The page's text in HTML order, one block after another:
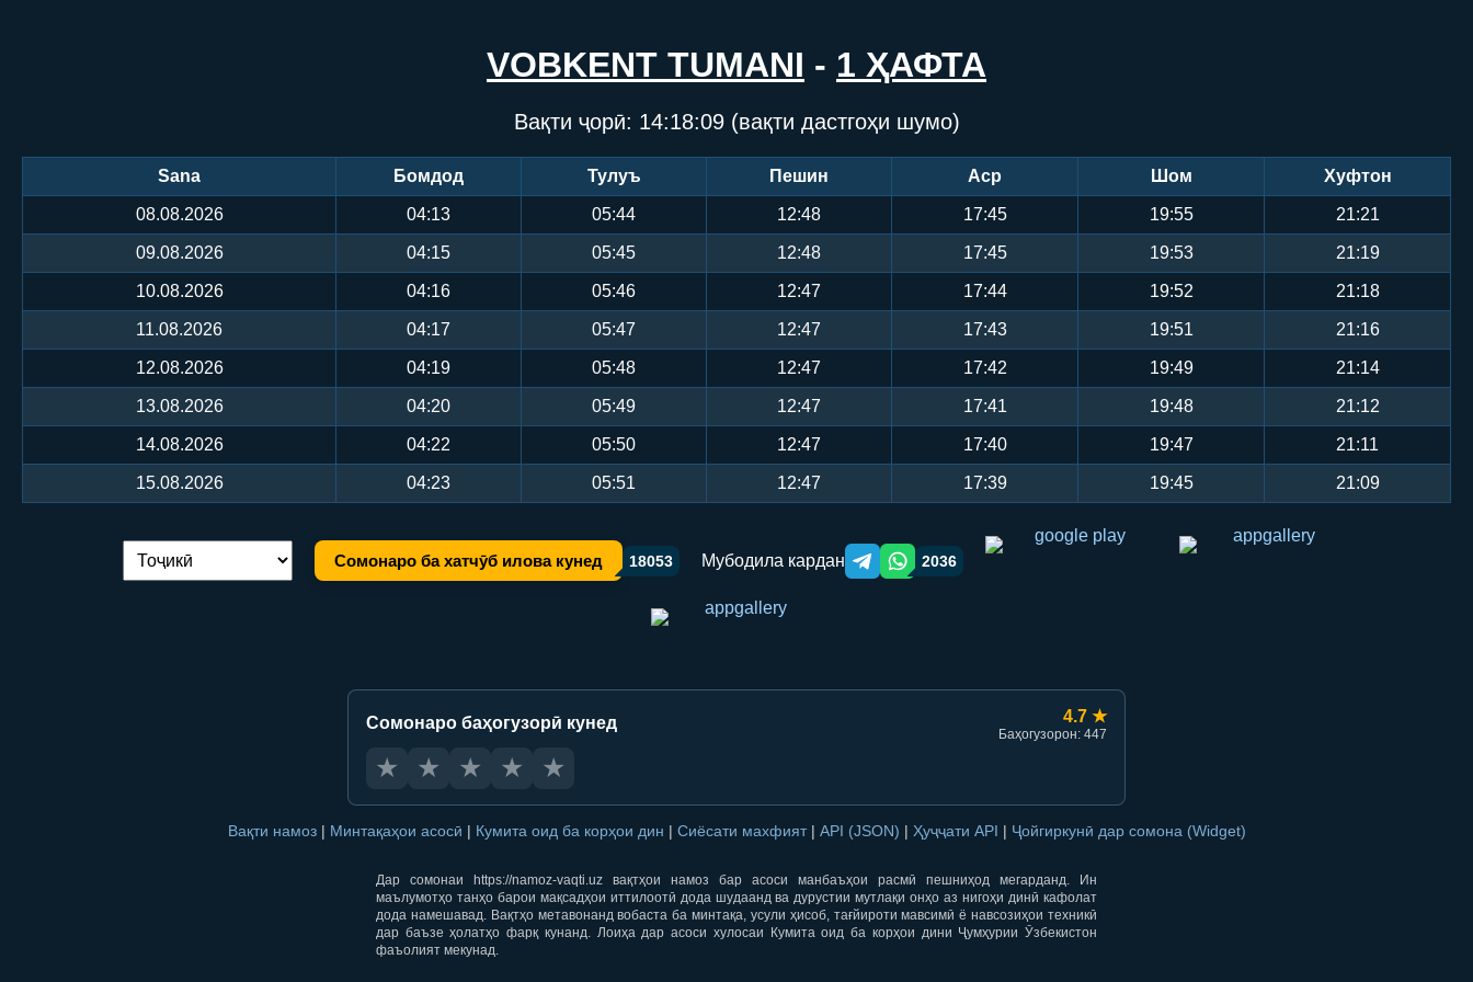
VOBKENT TUMANI - 1 ҲАФТА
Вақти ҷорӣ: 14:18:09(вақти дастгоҳи шумо)
Sana Бомдод Тулуъ Пешин Аср Шом Хуфтон
08.08.2026 04:13 05:44 12:48 17:45 19:55 21:21
09.08.2026 04:15 05:45 12:48 17:45 19:53 21:19
10.08.2026 04:16 05:46 12:47 17:44 19:52 21:18
11.08.2026 04:17 05:47 12:47 17:43 19:51 21:16
12.08.2026 04:19 05:48 12:47 17:42 19:49 21:14
13.08.2026 04:20 05:49 12:47 17:41 19:48 21:12
14.08.2026 04:22 05:50 12:47 17:40 19:47 21:11
15.08.2026 04:23 05:51 12:47 17:39 19:45 21:09
Иваз кардани забон: Сомонаро ба хатчӯб илова кунед 18053 Мубодила кардан Telegram orqali ulashish
WhatsApp orqali ulashish
2036
Сомонаро баҳогузорӣ кунед 4.7 ★
Баҳогузорон: 447
★ ★ ★ ★ ★
Вақти намоз | Минтақаҳои асосӣ | Кумита оид ба корҳои дин | Сиёсати махфият | API (JSON) | Ҳуҷҷати API | Ҷойгиркунӣ дар сомона (Widget)
Дар сомонаи https://namoz-vaqti.uz вақтҳои намоз бар асоси манбаъҳои расмӣ пешниҳод мегарданд. Ин
маълумотҳо танҳо барои мақсадҳои иттилоотӣ дода шудаанд ва дурустии мутлақи онҳо аз нигоҳи динӣ кафолат
дода намешавад. Вақтҳо метавонанд вобаста ба минтақа, усули ҳисоб, тағйироти мавсимӣ ё навсозиҳои техникӣ
дар баъзе ҳолатҳо фарқ кунанд. Лоиҳа дар асоси хулосаи Кумита оид ба корҳои дини Ҷумҳурии Ӯзбекистон
фаъолият мекунад.